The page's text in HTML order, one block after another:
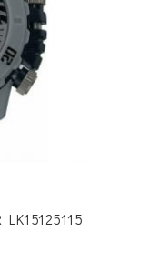
LK15125115